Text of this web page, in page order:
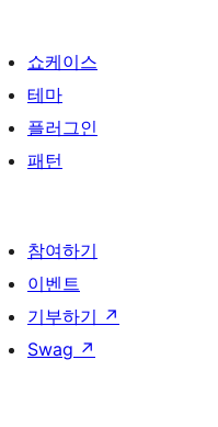
쇼케이스
테마
플러그인
패턴
참여하기
이벤트
기부하기 ↗
Swag ↗